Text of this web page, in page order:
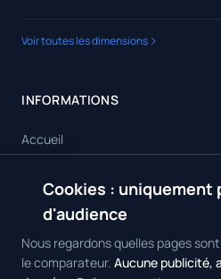
Voir toutes les dimensions
INFORMATIONS
Accueil
Toutes les marques
Contact
Cookies : uniquement
d'audience
Nous regardons quelles pages
le comparateur. Aucune publicité,